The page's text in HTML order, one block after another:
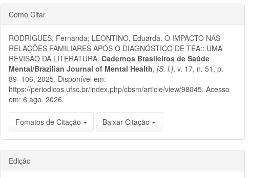
Detalhes
do
artigo
Como Citar
RODRIGUES, Fernanda; LEONTINO, Eduarda. O IMPACTO NAS
RELAÇÕES FAMILIARES APÓS O DIAGNÓSTICO DE TEA:: UMA
REVISÃO DA LITERATURA.Cadernos Brasileiros de Saúde
Mental/Brazilian Journal of Mental Health,[S. l.], v. 17, n. 51, p.
89–106, 2025. Disponível em:
https://periodicos.ufsc.br/index.php/cbsm/article/view/98045. Acesso
em: 6 ago. 2026.
Fomatos de Citação Baixar Citação
Edição